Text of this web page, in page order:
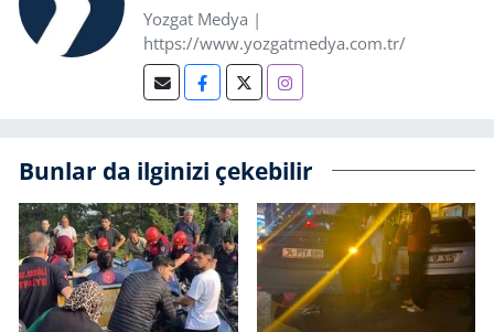
Yozgat Medya |
https://www.yozgatmedya.com.tr/
Bunlar da ilginizi çekebilir